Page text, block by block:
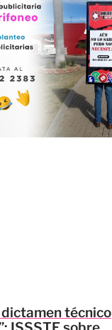
dictamen técnico